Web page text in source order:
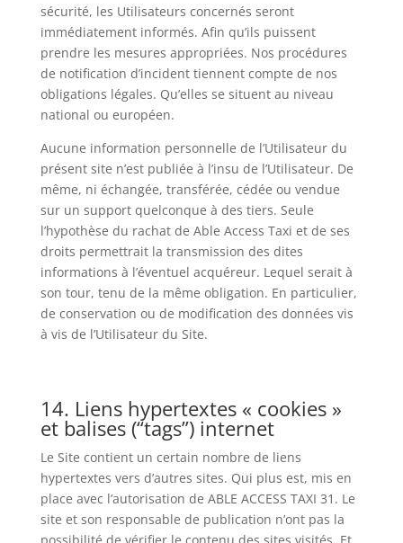
sécurité, les Utilisateurs concernés seront
immédiatement informés. Afin qu’ils puissent
prendre les mesures appropriées. Nos procédures
de notification d’incident tiennent compte de nos
obligations légales. Qu’elles se situent au niveau
national ou européen.
Aucune information personnelle de l’Utilisateur du
présent site n’est publiée à l’insu de l’Utilisateur. De
même, ni échangée, transférée, cédée ou vendue
sur un support quelconque à des tiers. Seule
l’hypothèse du rachat de Able Access Taxi et de ses
droits permettrait la transmission des dites
informations à l’éventuel acquéreur. Lequel serait à
son tour, tenu de la même obligation. En particulier,
de conservation ou de modification des données vis
à vis de l’Utilisateur du Site.
14. Liens hypertextes « cookies »
et balises (“tags”) internet
Le Site contient un certain nombre de liens
hypertextes vers d’autres sites. Qui plus est, mis en
place avec l’autorisation de ABLE ACCESS TAXI 31. Le
site et son responsable de publication n’ont pas la